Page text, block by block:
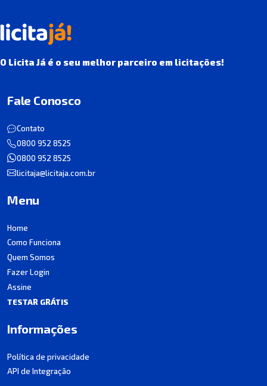
O Licita Já é o seu melhor parceiro em licitações!
Fale Conosco
Contato
0800 952 8525
0800 952 8525
licitaja@licitaja.com.br
Menu
Home
Como Funciona
Quem Somos
Fazer Login
Assine
TESTAR GRÁTIS
Informações
Política de privacidade
API de Integração